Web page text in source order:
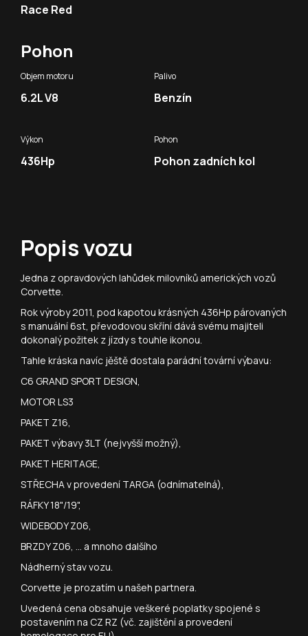
Race Red
Pohon
Objem motoru
6.2L V8
Palivo
Benzín
Výkon
436Hp
Pohon
Pohon zadních kol
Popis vozu
Jedna z opravdových lahůdek milovníků amerických vozů
Corvette.
Rok výroby 2011, pod kapotou krásných 436Hp párovaných
s manuální 6st, převodovou skříní dává svému majiteli
dokonalý požitek z jízdy s touhle ikonou.
Tahle kráska navíc jěště dostala parádní tovární výbavu:
C6 GRAND SPORT DESIGN,
MOTOR LS3
PAKET Z16,
PAKET výbavy 3LT (nejvyšší možný),
PAKET HERITAGE,
STŘECHA v provedení TARGA (odnímatelná),
RÁFKY 18"/19",
WIDEBODY Z06,
BRZDY Z06, ... a mnoho dalšího
Nádherný stav vozu.
Corvette je prozatím u našeh partnera.
Uvedená cena obsahuje veškeré poplatky spojené s
postavením na CZ RZ (vč. zajištění a provedení